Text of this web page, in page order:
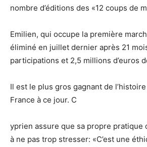
nombre d’éditions des «12 coups de
Emilien, qui occupe la première
éliminé en juillet dernier après 21
participations et 2,5 millions d’euros
Il est le plus gros gagnant de
France à ce jour. C
yprien assure que sa propre pratique
à ne pas trop stresser: «C’est une